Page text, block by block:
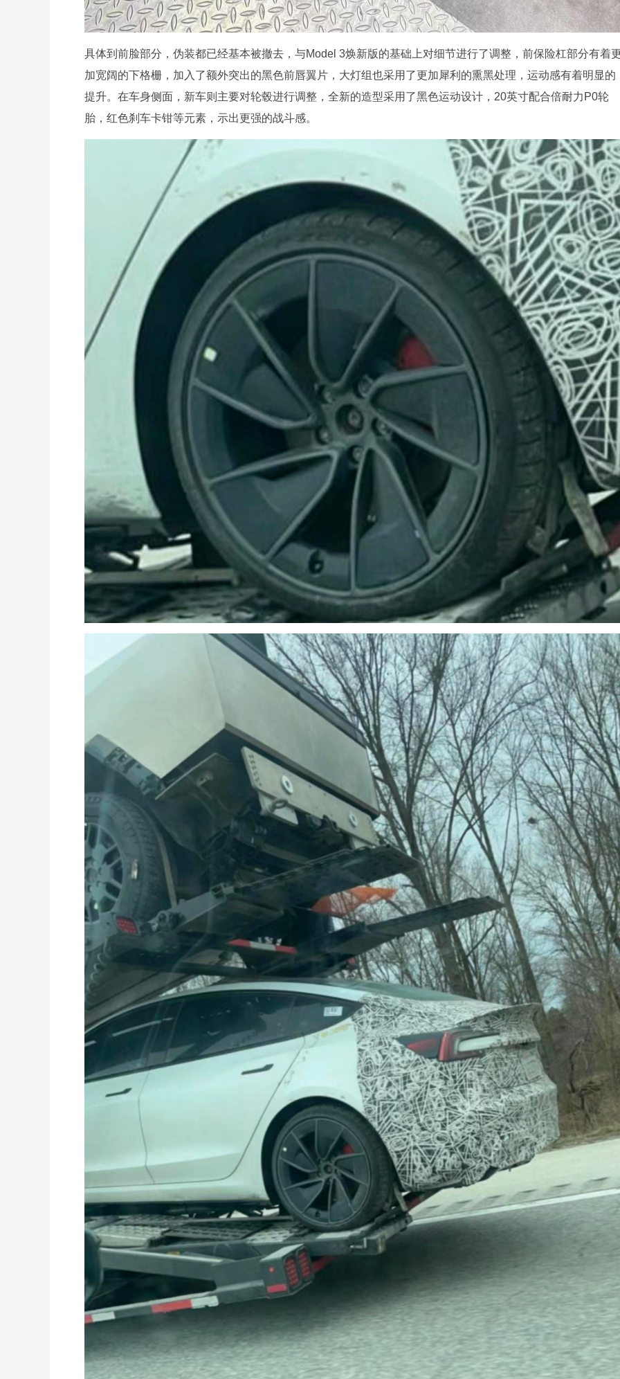
具体到前脸部分，伪装都已经基本被撤去，与Model 3焕新版的基础上对细节进行了调整，前保险杠部分有着
加宽阔的下格栅，加入了额外突出的黑色前唇翼片，大灯组也采用了更加犀利的熏黑处理，运动感有着明显的
提升。在车身侧面，新车则主要对轮毂进行调整，全新的造型采用了黑色运动设计，20英寸配合倍耐力P0轮
胎，红色刹车卡钳等元素，示出更强的战斗感。